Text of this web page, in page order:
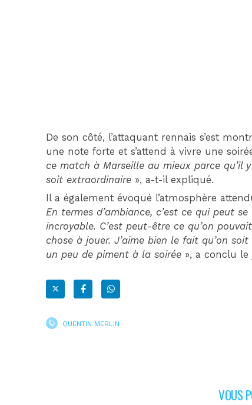
De son côté, l’attaquant rennais s’est
une note forte et s’attend à vivre une
ce match à Marseille au mieux parce qu’il
soit extraordinaire », a-t-il expliqué.
Il a également évoqué l’atmosphère
En termes d’ambiance, c’est ce qui peut
incroyable. C’est peut-être ce qu’on
chose à jouer. J’aime bien le fait qu’on
un peu de piment à la soirée », a conclu le
QUENTIN MERLIN
VOUS